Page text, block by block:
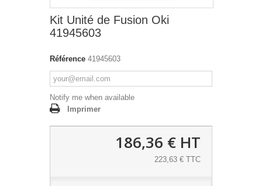
Kit Unité de Fusion Oki
41945603
Référence 41945603
Notify me when available
Imprimer
186,36 € HT
223,63 € TTC